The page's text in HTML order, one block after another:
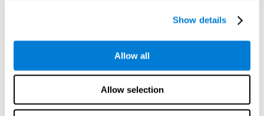
Show details
Allow all
Allow selection
Как улучшить фокусированное
внимание?
Все когнитивные способности, в том числе фокусированное
внимание, можно улучшать и тренировать для повышения